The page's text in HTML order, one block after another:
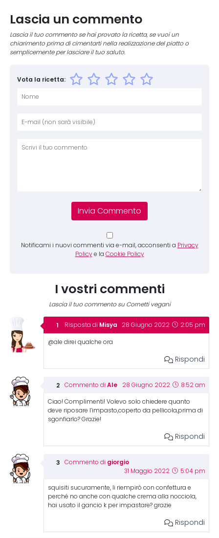
Lascia un commento
Lascia il tuo commento se hai provato la ricetta, se vuoi un
chiarimento prima di cimentarti nella realizzazione del piatto o
semplicemente per lasciare il tuo saluto.
Vota la ricetta:
Notificami i nuovi commenti via e-mail, acconsenti a Privacy
Policy e la Cookie Policy
I vostri commenti
Lascia il tuo commento su Cornetti vegani
Risposta di Misya 28 Giugno 2022 2:05 pm
@ale direi qualche ora
Rispondi
Commento di Ale 28 Giugno 2022 8:52 am
Ciao! Complimenti! Volevo solo chiedere quanto
deve riposare l’impasto,coperto da pellicola,prima di
sgonfiarlo? Grazie!
Rispondi
Commento di giorgio
31 Maggio 2022 5:04 pm
squisiti sucuramente, li riempirò con confettura e
perché no anche con qualche crema alla nocciola,
hai usato il gancio k per impastare? grazie
Rispondi